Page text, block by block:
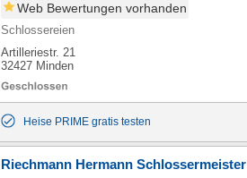
Web Bewertungen vorhanden
Schlossereien
Artilleriestr. 21
32427 Minden
Heise PRIME gratis testen
Riechmann Hermann Schlossermeister